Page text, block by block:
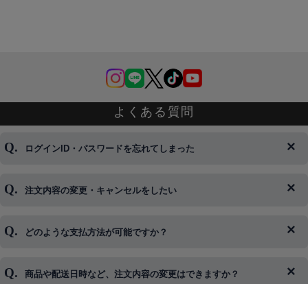
よくある質問
ログインID・パスワードを忘れてしまった
◆下記ページより、ログインIDの変更が可能です。
注文内容の変更・キャンセルをしたい
◆即日発送を行なっている関係上、午後以降のご連絡やキャンセル
※発送後、発送準備が完了しお手続きが間に合わない場合は変更、
どのような支払方法が可能ですか？
◆代金引換・クレジットカード・携帯キャリア決済・おねだり決
商品や配送日時など、注文内容の変更はできますか？